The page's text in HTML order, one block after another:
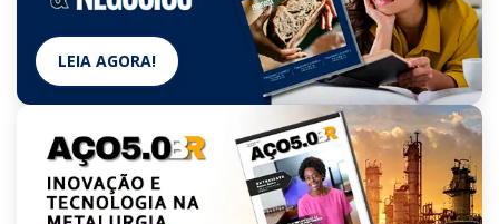
LEIA AGORA!